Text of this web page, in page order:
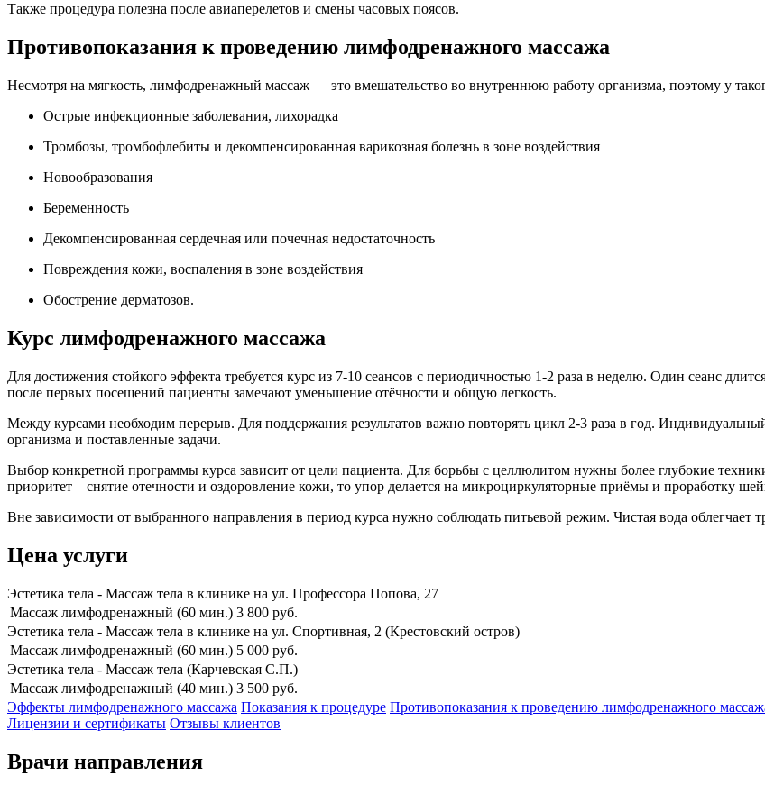
Также процедура полезна после авиаперелетов и смены часовых поясов.
Противопоказания к проведению лимфодренажного массажа
Несмотря на мягкость, лимфодренажный массаж — это вмешательство во внутреннюю работу организма, поэтому у
Острые инфекционные заболевания, лихорадка
Тромбозы, тромбофлебиты и декомпенсированная варикозная болезнь в зоне воздействия
Новообразования
Беременность
Декомпенсированная сердечная или почечная недостаточность
Повреждения кожи, воспаления в зоне воздействия
Обострение дерматозов.
Курс лимфодренажного массажа
Для достижения стойкого эффекта требуется курс из 7-10 сеансов с периодичностью 1-2 раза в неделю. Один сеанс
после первых посещений пациенты замечают уменьшение отёчности и общую легкость.
Между курсами необходим перерыв. Для поддержания результатов важно повторять цикл 2-3 раза в год.
организма и поставленные задачи.
Выбор конкретной программы курса зависит от цели пациента. Для борьбы с целлюлитом нужны более глубокие
приоритет – снятие отечности и оздоровление кожи, то упор делается на микроциркуляторные приёмы и проработку
Вне зависимости от выбранного направления в период курса нужно соблюдать питьевой режим. Чистая вода облегчает
Цена услуги
Эстетика тела - Массаж тела в клинике на ул. Профессора Попова, 27
Массаж лимфодренажный (60 мин.) 3 800 руб.
Эстетика тела - Массаж тела в клинике на ул. Спортивная, 2 (Крестовский остров)
Массаж лимфодренажный (60 мин.) 5 000 руб.
Эстетика тела - Массаж тела (Карчевская С.П.)
Массаж лимфодренажный (40 мин.) 3 500 руб.
Эффекты лимфодренажного массажа Показания к процедуре Противопоказания к проведению лимфодренажного
Лицензии и сертификаты Отзывы клиентов
Врачи направления